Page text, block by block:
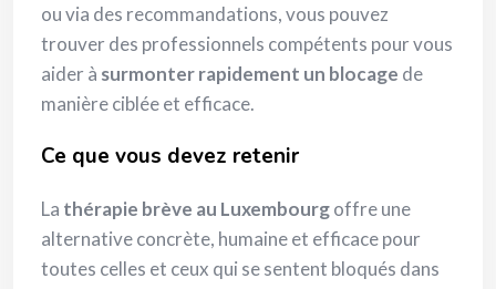
ou via des recommandations, vous pouvez
trouver des professionnels compétents pour vous
aider à surmonter rapidement un blocage de
manière ciblée et efficace.
Ce que vous devez retenir
La thérapie brève au Luxembourgoffre une
alternative concrète, humaine et efficace pour
toutes celles et ceux qui se sentent bloqués dans